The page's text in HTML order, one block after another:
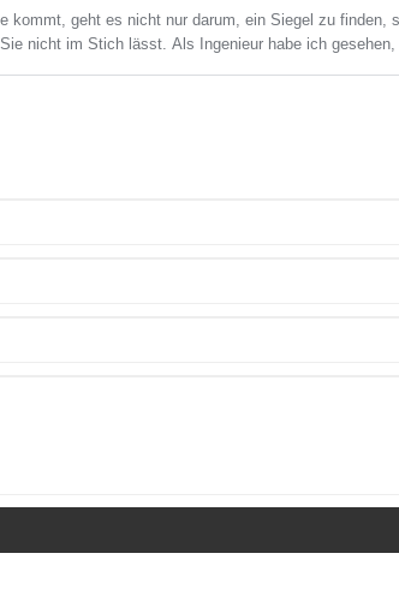
kommt, geht es nicht nur darum, ein Siegel zu finden,
nicht im Stich lässt. Als Ingenieur habe ich gesehen,